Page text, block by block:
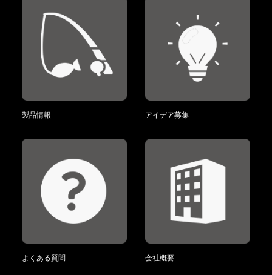
製品情報 アイデア募集
よくある質問 会社概要